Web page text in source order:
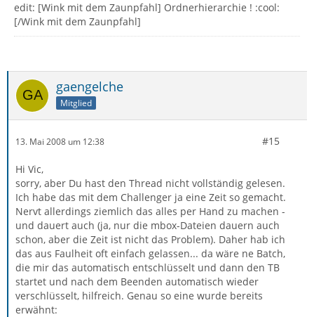
edit: [Wink mit dem Zaunpfahl] Ordnerhierarchie ! :cool:
[/Wink mit dem Zaunpfahl]
gaengelche
Mitglied
13. Mai 2008 um 12:38 #15
Hi Vic,
sorry, aber Du hast den Thread nicht vollständig gelesen.
Ich habe das mit dem Challenger ja eine Zeit so gemacht.
Nervt allerdings ziemlich das alles per Hand zu machen -
und dauert auch (ja, nur die mbox-Dateien dauern auch
schon, aber die Zeit ist nicht das Problem). Daher hab ich
das aus Faulheit oft einfach gelassen... da wäre ne Batch,
die mir das automatisch entschlüsselt und dann den TB
startet und nach dem Beenden automatisch wieder
verschlüsselt, hilfreich. Genau so eine wurde bereits
erwähnt: